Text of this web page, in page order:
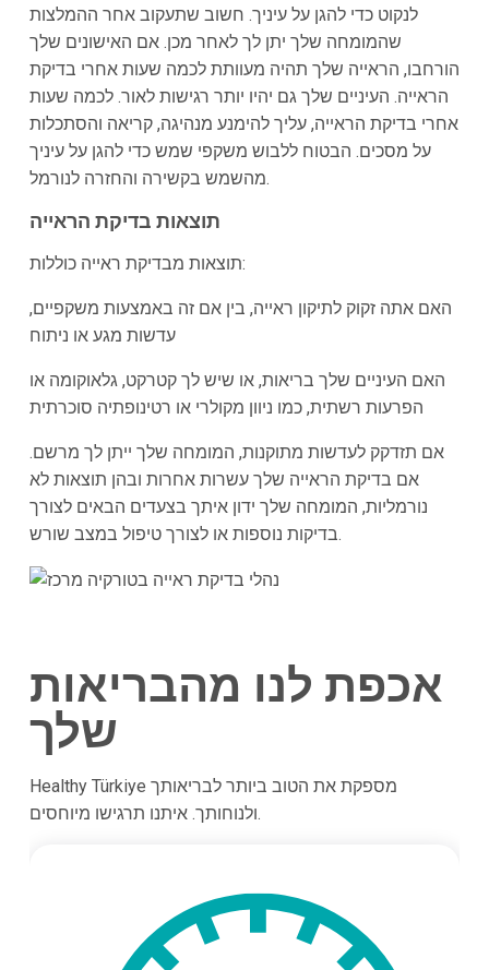
לנקוט כדי להגן על עיניך. חשוב שתעקוב אחר ההמלצות
שהמומחה שלך יתן לך לאחר מכן. אם האישונים שלך
הורחבו, הראייה שלך תהיה מעוותת לכמה שעות אחרי בדיקת
הראייה. העיניים שלך גם יהיו יותר רגישות לאור. לכמה שעות
אחרי בדיקת הראייה, עליך להימנע מנהיגה, קריאה והסתכלות
על מסכים. הבטוח ללבוש משקפי שמש כדי להגן על עיניך
מהשמש בקשירה והחזרה לנורמל.
תוצאות בדיקת הראייה
תוצאות מבדיקת ראייה כוללות:
האם אתה זקוק לתיקון ראייה, בין אם זה באמצעות משקפיים,
עדשות מגע או ניתוח
האם העיניים שלך בריאות, או שיש לך קטרקט, גלאוקומה או
הפרעות רשתית, כמו ניוון מקולרי או רטינופתיה סוכרתית
אם תזדקק לעדשות מתוקנות, המומחה שלך ייתן לך מרשם.
אם בדיקת הראייה שלך עשרות אחרות ובהן תוצאות לא
נורמליות, המומחה שלך ידון איתך בצעדים הבאים לצורך
בדיקות נוספות או לצורך טיפול במצב שורש.
אכפת לנו מהבריאות
שלך
Healthy Türkiye מספקת את הטוב ביותר לבריאותך
ולנוחותך. איתנו תרגישו מיוחסים.